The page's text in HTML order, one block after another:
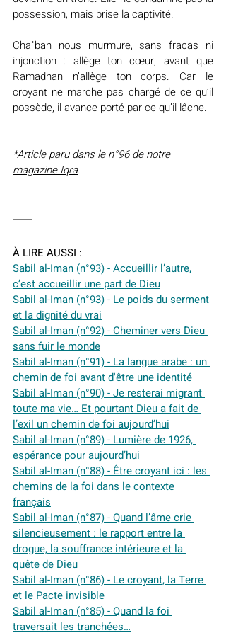
possession, mais brise la captivité.
Chaʿban nous murmure, sans fracas ni
injonction : allège ton cœur, avant que
Ramadhan n’allège ton corps. Car le
croyant ne marche pas chargé de ce qu’il
possède, il avance porté par ce qu’il lâche.
*Article paru dans le n°96 de notre
magazine Iqra.
À LIRE AUSSI :
Sabil al-Iman (n°93) - Accueillir l’autre,
c’est accueillir une part de Dieu
Sabil al-Iman (n°93) - Le poids du serment
et la dignité du vrai
Sabil al-Iman (n°92) - Cheminer vers Dieu
sans fuir le monde
Sabil al-Iman (n°91) - La langue arabe : un
chemin de foi avant d'être une identité
Sabil al-Iman (n°90) - Je resterai migrant
toute ma vie… Et pourtant Dieu a fait de
l’exil un chemin de foi aujourd’hui
Sabil al-Iman (n°89) - Lumière de 1926,
espérance pour aujourd’hui
Sabil al-Iman (n°88) - Être croyant ici : les
chemins de la foi dans le contexte
français
Sabil al-Iman (n°87) - Quand l’âme crie
silencieusement : le rapport entre la
drogue, la souffrance intérieure et la
quête de Dieu
Sabil al-Iman (n°86) - Le croyant, la Terre
et le Pacte invisible
Sabil al-Iman (n°85) - Quand la foi
traversait les tranchées…